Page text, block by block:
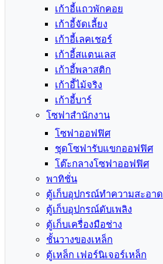
เก้าอี้แถวพักคอย
เก้าอี้จัดเลี้ยง
เก้าอี้เลคเชอร์
เก้าอี้สแตนเลส
เก้าอี้พลาสติก
เก้าอี้ไม้จริง
เก้าอี้บาร์
โซฟาสำนักงาน
โซฟาออฟฟิศ
ชุดโซฟารับแขกออฟฟิศ
โต๊ะกลางโซฟาออฟฟิศ
พาทิชั่น
ตู้เก็บอุปกรณ์ทำความสะอาด
ตู้เก็บอุปกรณ์ดับเพลิง
ตู้เก็บเครื่องมือช่าง
ชั้นวางของเหล็ก
ตู้เหล็ก เฟอร์นิเจอร์เหล็ก